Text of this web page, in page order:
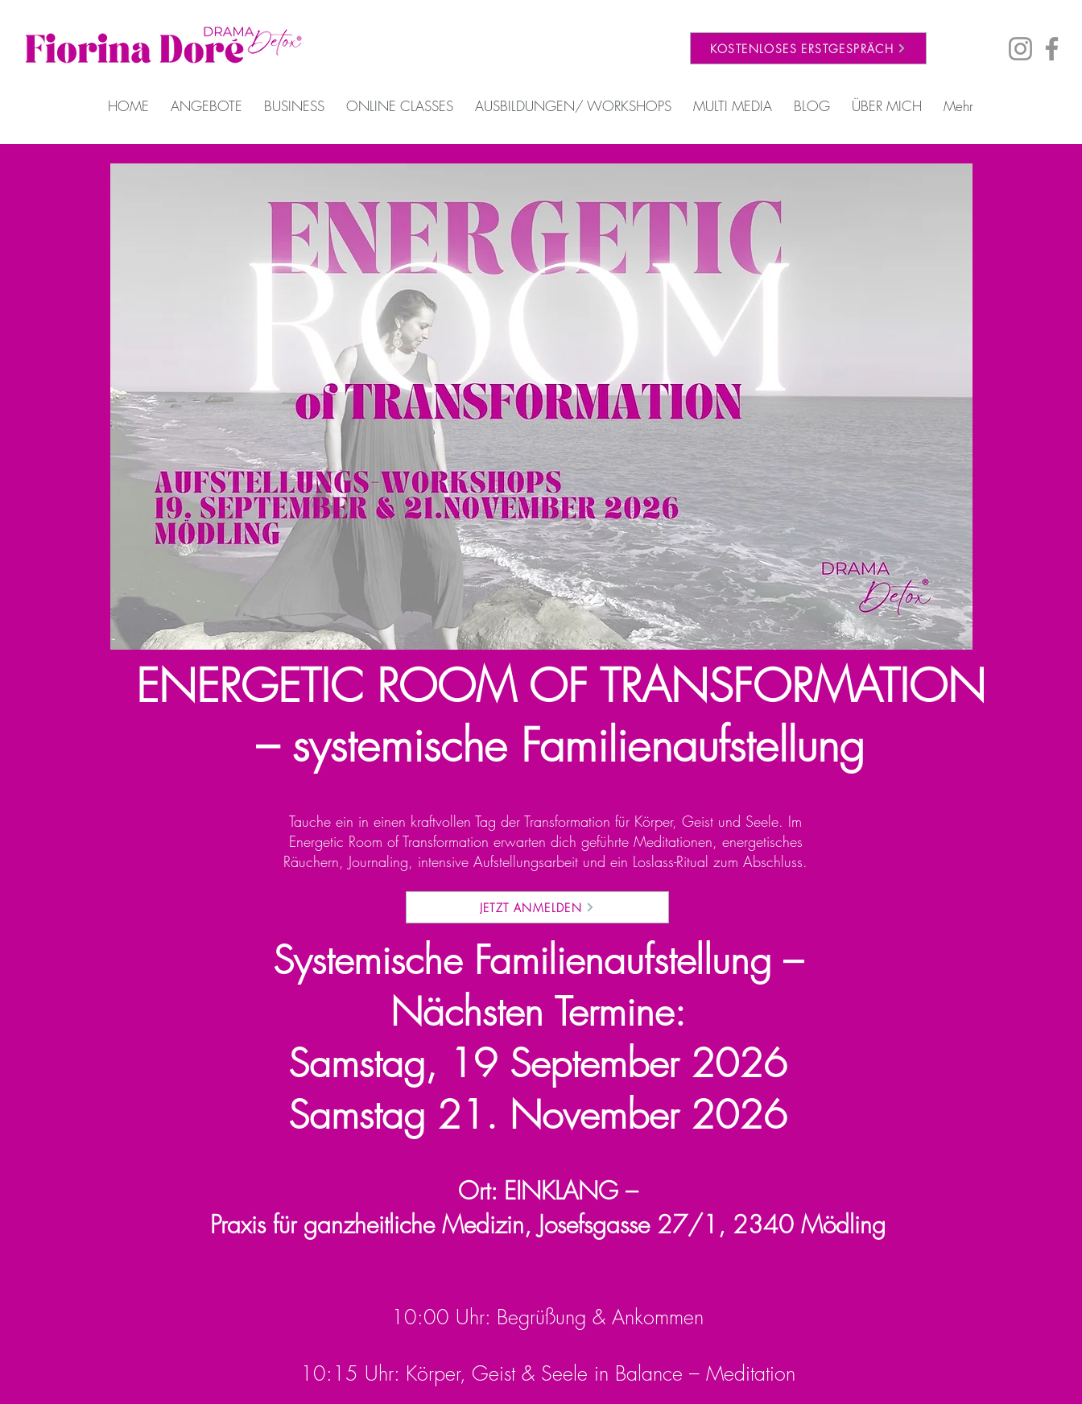
HOME ANGEBOTE BUSINESS ONLINE CLASSES AUSBILDUNGEN/ WORKSHOPS MULTI MEDIA BLOG ÜBER MICH Mehr
KOSTENLOSES ERSTGESPRÄCH
ENERGETIC ROOM OF TRANSFORMATION
– systemische Familienaufstellung
Tauche ein in einen kraftvollen Tag der Transformation für Körper, Geist und Seele. Im
Energetic Room of Transformation erwarten dich geführte Meditationen, energetisches
Räuchern, Journaling, intensive Aufstellungsarbeit und ein Loslass-Ritual zum Abschluss.
JETZT ANMELDEN
Systemische Familienaufstellung –
Nächsten Termine:
Samstag, 19 September 2026
Samstag 21. November 2026
Ort: EINKLANG –
Praxis für ganzheitliche Medizin, Josefsgasse 27/1, 2340 Mödling
10:00 Uhr: Begrüßung & Ankommen
10:15 Uhr: Körper, Geist & Seele in Balance – Meditation